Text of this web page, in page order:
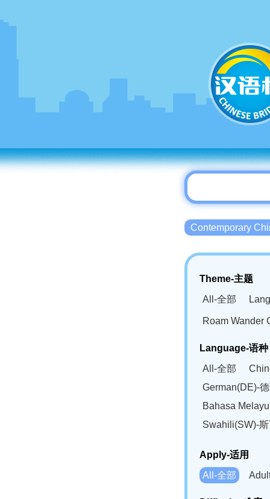
Contemporary
Theme-主题
All-全部
Roam Wander
Language-语种
All-全部
German(DE)-
Bahasa
Swahili(SW)-
Apply-适用
All-全部